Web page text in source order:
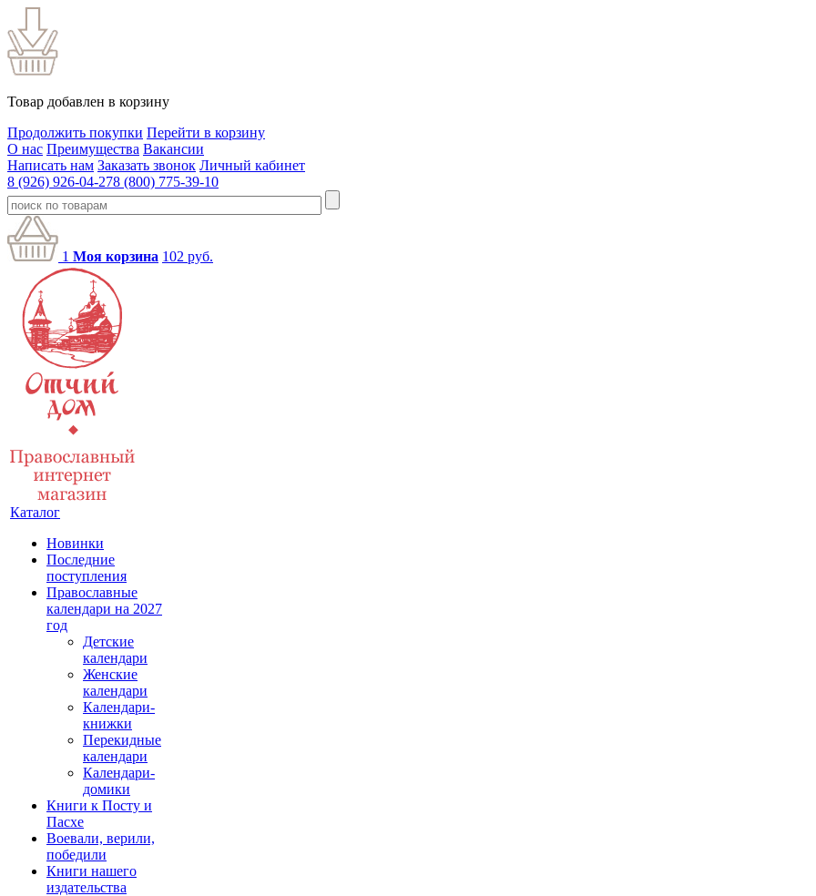
Товар добавлен в корзину
Продолжить покупки Перейти в корзину
О нас Преимущества Вакансии
Написать нам Заказать звонок Личный кабинет
8 (926) 926-04-278 (800) 775-39-10
1 Моя корзина 102 руб.
Каталог
Новинки
Последние
поступления
Православные
календари на 2027
год
Детские
календари
Женские
календари
Календари-
книжки
Перекидные
календари
Календари-
домики
Книги к Посту и
Пасхе
Воевали, верили,
победили
Книги нашего
издательства